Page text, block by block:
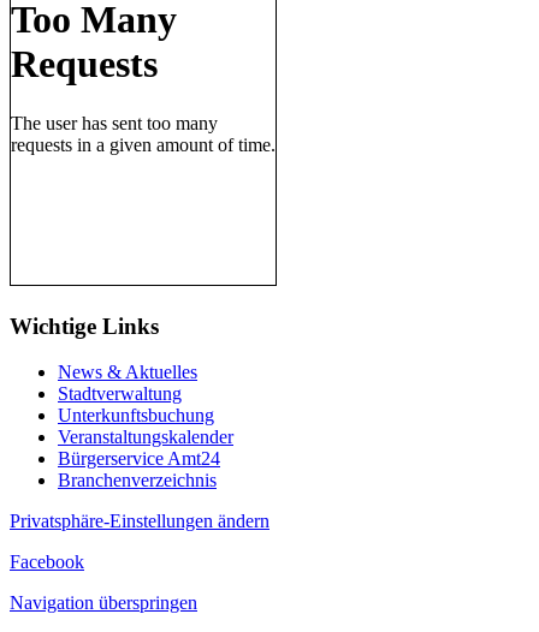
Wichtige Links
News & Aktuelles
Stadtverwaltung
Unterkunftsbuchung
Veranstaltungskalender
Bürgerservice Amt24
Branchenverzeichnis
Privatsphäre-Einstellungen ändern
Facebook
Navigation überspringen